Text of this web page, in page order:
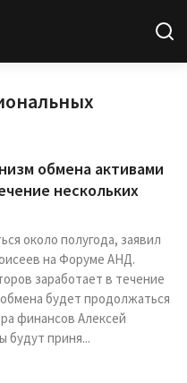
обмена активами
нескольких
около полугода, заявил
на Форуме АНД.
заработает в течение
будет продолжаться
финансов Алексей
приня...